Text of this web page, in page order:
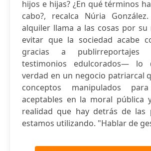
hijos e hijas? ¿En qué términos
cabo?, recalca Núria
alquiler llama a las cosas por
evitar que la sociedad acabe
gracias a publirreportajes
testimonios edulcorados—
verdad en un negocio patriarcal
conceptos manipulados
aceptables en la moral pública
realidad que hay detrás de las
estamos utilizando. "Hablar de